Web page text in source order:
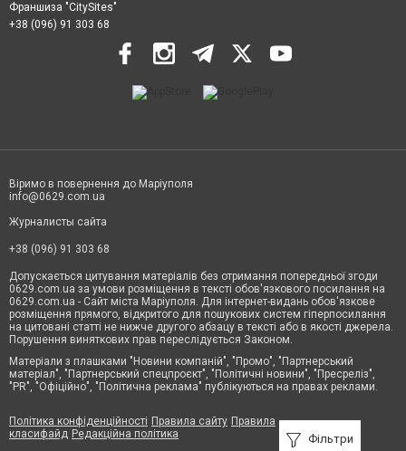
Фільтри
Франшиза "CitySites"
+38 (096) 91 303 68
Віримо в повернення до Маріуполя
info@0629.com.ua
Журналисты сайта
+38 (096) 91 303 68
Допускається цитування матеріалів без отримання попередньої згоди
0629.com.ua за умови розміщення в тексті обов'язкового посилання на
0629.com.ua - Сайт міста Маріуполя. Для інтернет-видань обов'язкове
розміщення прямого, відкритого для пошукових систем гіперпосилання
на цитовані статті не нижче другого абзацу в тексті або в якості джерела.
Порушення виняткових прав переслідується Законом.
Матеріали з плашками "Новини компаній", "Промо", "Партнерський
матеріал", "Партнерський спецпроєкт", "Політичні новини", "Пресреліз",
"PR", "Офіційно", "Політична реклама" публікуються на правах реклами.
Політика конфіденційності Правила сайту Правила
класифайд Редакційна політика